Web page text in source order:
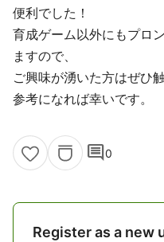
便利でした！
育成ゲーム以外にもプロ
ますので、
ご興味が湧いた方はぜひ
参考になれば幸いです。
comment0
Register as a new